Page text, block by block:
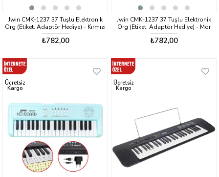
Jwin CMK-1237 37 Tuşlu Elektronik
Org (Etiket. Adaptör Hediye) - Kırmızı
₺782,00
Jwin CMK-1237 37 Tuşlu Elektronik
Org (Etiket. Adaptör Hediye) - Mor
₺782,00
Ücretsiz
Kargo
Ücretsiz
Kargo